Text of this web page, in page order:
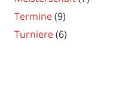
Termine(9)
Turniere(6)